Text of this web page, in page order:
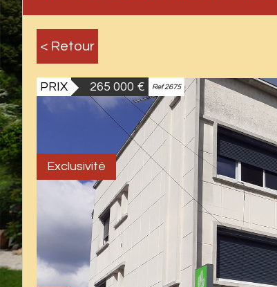
< Retour
PRIX 265 000 € Ref 2675
Exclusivité